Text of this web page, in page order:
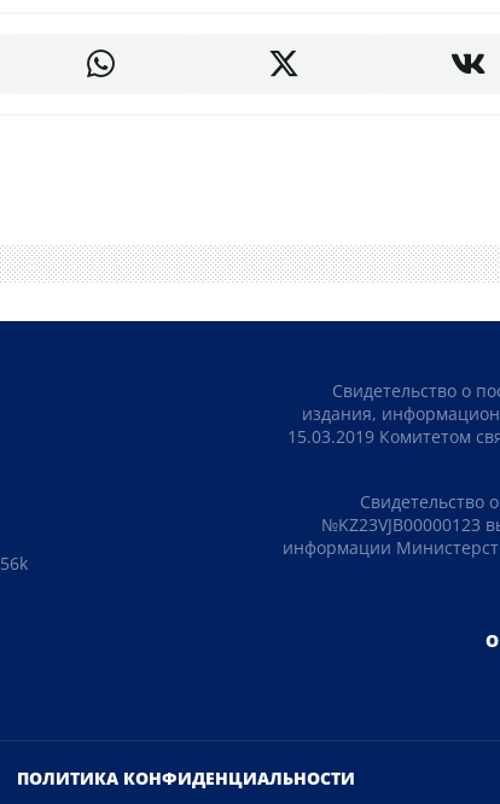
56k
Свидетельство о
издания,
15.03.2019 Комитетом
Свидетельство
№KZ23VJB00000123
информации
ПОЛИТИКА КОНФИДЕНЦИАЛЬНОСТИ